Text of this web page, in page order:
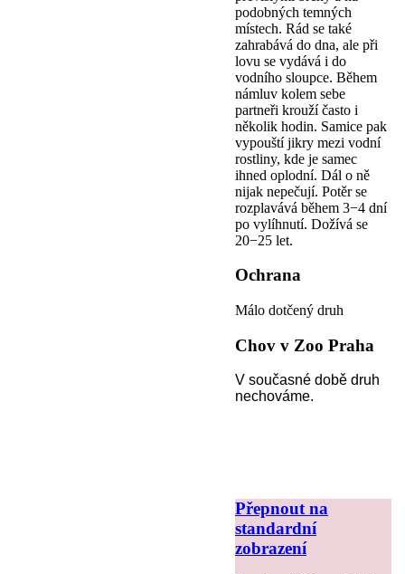
podobných temných
místech. Rád se také
zahrabává do dna, ale při
lovu se vydává i do
vodního sloupce. Během
námluv kolem sebe
partneři krouží často i
několik hodin. Samice pak
vypouští jikry mezi vodní
rostliny, kde je samec
ihned oplodní. Dál o ně
nijak nepečují. Potěr se
rozplavává během 3−4 dní
po vylíhnutí. Dožívá se
20−25 let.
Ochrana
Málo dotčený druh
Chov v Zoo Praha
V současné době druh
nechováme.
Přepnout na
standardní
zobrazení